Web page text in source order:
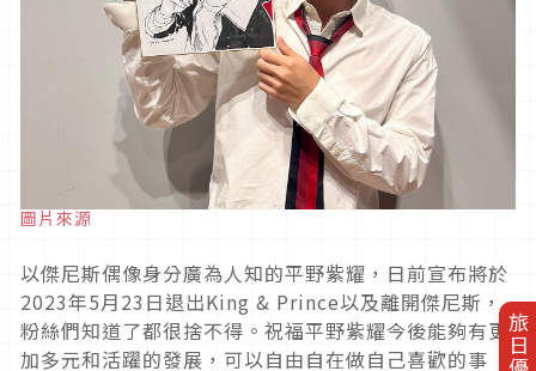
圖片來源
以傑尼斯偶像身分廣為人知的平野紫耀，日前宣布將於
2023年5月23 日退出King & Prince以及離開傑尼斯，
粉絲們知道了都很捨不得。祝福平野紫耀今後能夠有更
加多元和活躍的發展，可以自由自在做自己喜歡的事